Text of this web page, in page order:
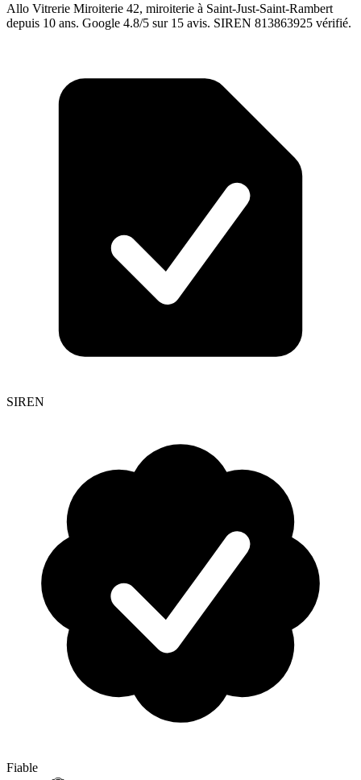
Allo Vitrerie Miroiterie 42, miroiterie à Saint-Just-Saint-Rambert
depuis 10 ans. Google 4.8/5 sur 15 avis. SIREN 813863925 vérifié.
SIREN
Fiable